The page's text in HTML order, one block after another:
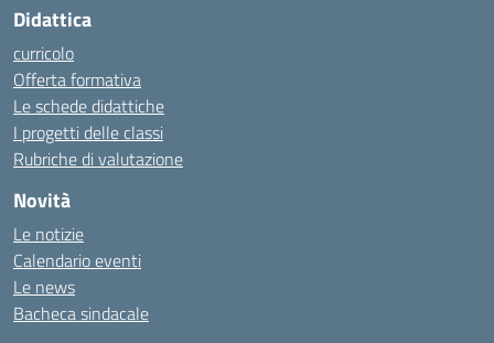
Didattica
curricolo
Offerta formativa
Le schede didattiche
I progetti delle classi
Rubriche di valutazione
Novità
Le notizie
Calendario eventi
Le news
Bacheca sindacale